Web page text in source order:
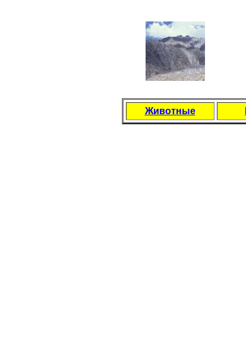
Животные